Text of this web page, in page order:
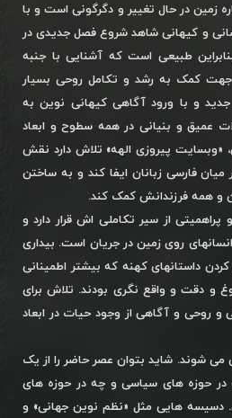
زمین در حال تغییر و دگرگونی است و با
و کیهانی شاهد شروع فصل جدیدی در
طبیعی است که آشنایی با جنبه
کمک به رشد و تکامل روحی بسیار
و با ورود آگاهی کیهانی نوین به
عمیق و بنیانی در همه سطوح و ابعاد
«وبسایت پیروزی الهه» تلاش دارد نقش
میان فارسی زبانان ایفا کند و به ساختن
و همه فرزندانش کمک کند.
از سیر تکاملی اش قرار دارد و
روی زمین در جریان است. بیداری
کردن داستانهای کهنه که بیشتر اطمینانی
و دقت و واقع نگری بودند. تلاش برای
و روحی و آگاهی از وجود حیات در ابعاد
شوند. شاید بتوان عصر حاضر را از یک
در حوزه های سیاسی و چه در حوزه های
دسیسه هایی مثل «نظم نوین جهانی» و